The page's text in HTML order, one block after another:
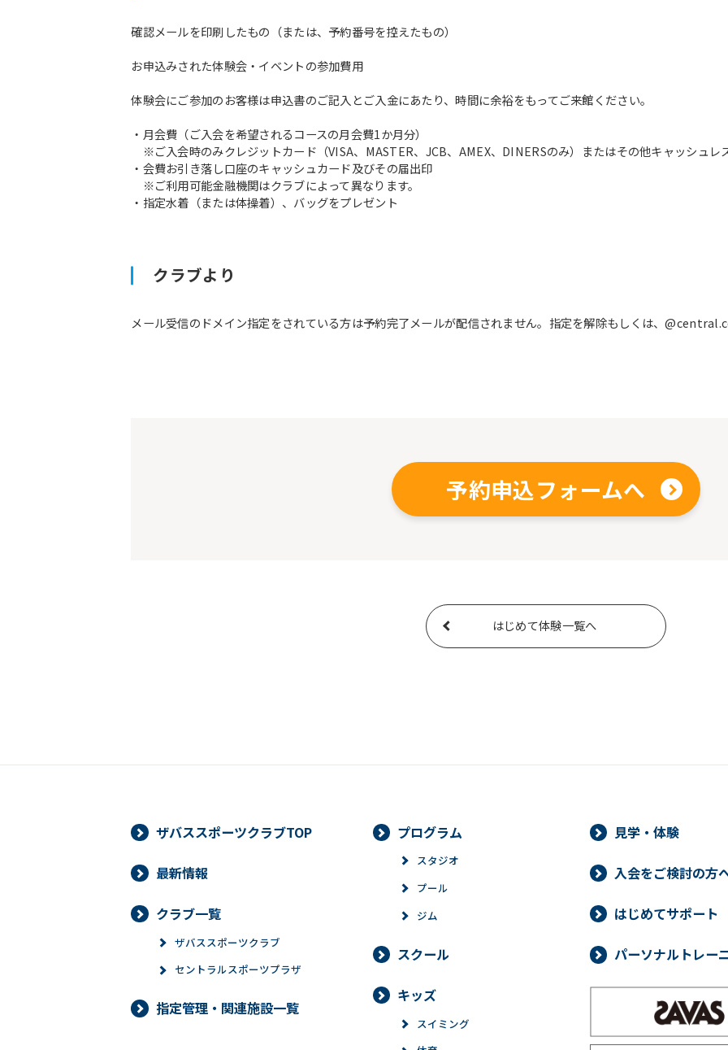
確認メールを印刷したもの（または、予約番号を控えたもの）
お申込みされた体験会・イベントの参加費用
体験会にご参加のお客様は申込書のご記入とご入金にあたり、時間に余裕をもってご来館ください。
・月会費（ご入会を希望されるコースの月会費1か月分）
※ご入会時のみクレジットカード（VISA、MASTER、JCB、AMEX、DINERSのみ）またはその他キャッシュレ
・会費お引き落し口座のキャッシュカード及びその届出印
※ご利用可能金融機関はクラブによって異なります。
・指定水着（または体操着）、バッグをプレゼント
クラブより
メール受信のドメイン指定をされている方は予約完了メールが配信されません。指定を解除もしくは、
予約申込フォームへ
はじめて体験一覧へ
ザバススポーツクラブTOP
最新情報
クラブ一覧
ザバススポーツクラブ
セントラルスポーツプラザ
指定管理・関連施設一覧
プログラム
スタジオ
プール
ジム
スクール
キッズ
スイミング
見学・体験
入会をご検討の方
はじめてサポート
パーソナルトレー